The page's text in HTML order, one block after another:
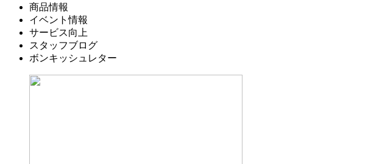
商品情報
イベント情報
サービス向上
スタッフブログ
ボンキッシュレター